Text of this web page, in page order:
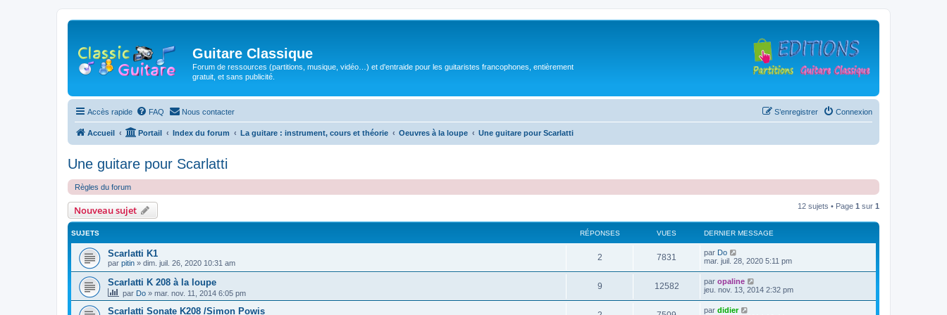
Guitare Classique
Forum de ressources (partitions, musique, vidéo…) et d'entraide pour les guitaristes francophones, entièrement
gratuit, et sans publicité.
Accès rapide FAQ Nous contacter Connexion
S’enregistrer
Accueil Portail Index du forum La guitare : instrument, cours et théorie Oeuvres à la loupe Une guitare pour Scarlatti
Une guitare pour Scarlatti
Règles du forum
Nouveau sujet 12 sujets • Page 1 sur 1
SUJETS RÉPONSES VUES DERNIER MESSAGE
Scarlatti K1
par pitin » dim. juil. 26, 2020 10:31 am
2R
é
o
7831
u
D
e
i
e
r
m
par Do
mar. juil. 28, 2020 5:11 pm
Scarlatti K 208 à la loupe
par Do » mar. nov. 11, 2014 6:05 pm
9R
é
12582V
u
D
e
par opaline
jeu. nov. 13, 2014 2:32 pm
Scarlatti Sonate K208 /Simon Powis
D
par didier